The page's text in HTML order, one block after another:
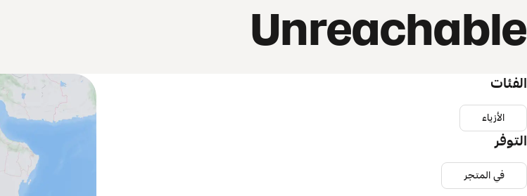
Unreachable
الفئات
الأزياء
التوفر
في المتجر